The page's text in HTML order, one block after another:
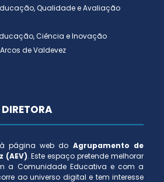
Qualidade e Avaliação
Ciência e Inovação
de Valdevez
página web do Agrupamento de
(AEV). Este espaço pretende melhorar
a Comunidade Educativa e com a
ao universo digital e tem interesse